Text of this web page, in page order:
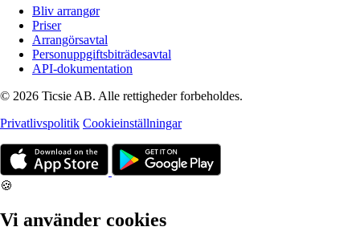
Bliv arrangør
Priser
Arrangörsavtal
Personuppgiftsbiträdesavtal
API-dokumentation
© 2026 Ticsie AB. Alle rettigheder forbeholdes.
Privatlivspolitik Cookieinställningar
🍪
Vi använder cookies